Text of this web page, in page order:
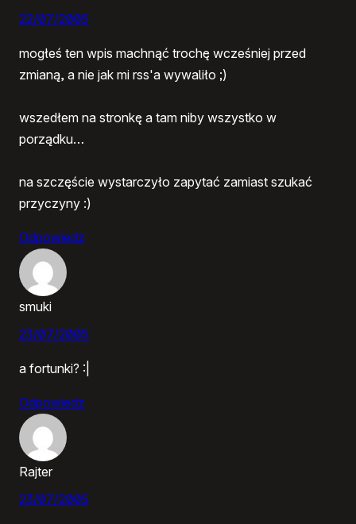
22/07/2005
mogłeś ten wpis machnąć trochę wcześniej przed
zmianą, a nie jak mi rss'a wywaliło ;)
wszedłem na stronkę a tam niby wszystko w
porządku…
na szczęście wystarczyło zapytać zamiast szukać
przyczyny :)
Odpowiedz
smuki
23/07/2005
a fortunki? :|
Odpowiedz
Rajter
23/07/2005